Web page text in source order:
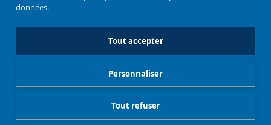
données.
Tout accepter
Tout refuser
Personnaliser
Mentions légales Gestionnaire de cookies